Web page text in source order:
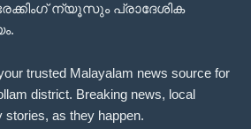
ന്യൂസും പ്രാദേശിക
trusted Malayalam news source for
district. Breaking news, local
stories, as they happen.